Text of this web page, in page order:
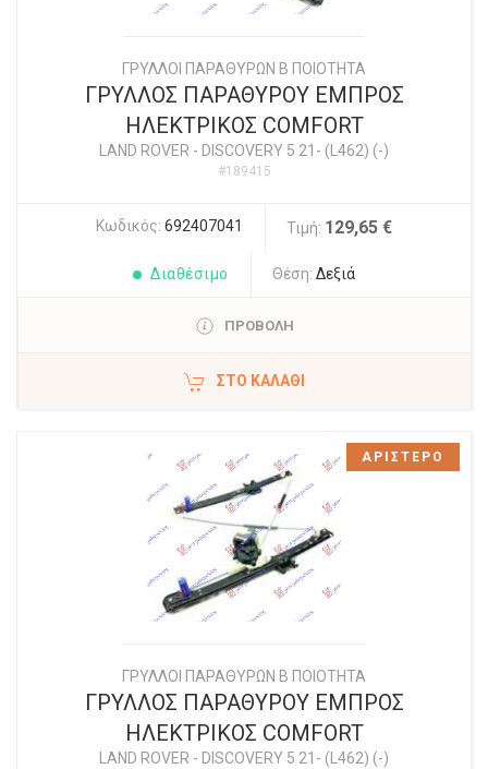
ΓΡΥΛΛΟΙ ΠΑΡΑΘΥΡΩΝ Β ΠΟΙΟΤΗΤΑ
ΓΡΥΛΛΟΣ ΠΑΡΑΘΥΡΟΥ ΕΜΠΡΟΣ
ΗΛΕΚΤΡΙΚΟΣ COMFORT
LAND ROVER - DISCOVERY 5 21- (L462) (-)
#189415
Κωδικός: 692407041 Τιμή: 129,65 €
Διαθέσιμο Θέση: Δεξιά
ΠΡΟΒΟΛΗ
ΣΤΟ ΚΑΛΆΘΙ
ΓΡΥΛΛΟΙ ΠΑΡΑΘΥΡΩΝ Β ΠΟΙΟΤΗΤΑ
ΓΡΥΛΛΟΣ ΠΑΡΑΘΥΡΟΥ ΕΜΠΡΟΣ
ΗΛΕΚΤΡΙΚΟΣ COMFORT
LAND ROVER - DISCOVERY 5 21- (L462) (-)
ΑΡΙΣΤΕΡΟ